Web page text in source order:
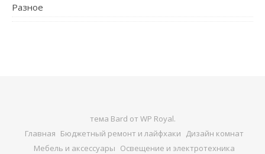
Разное
тема Bard от WP Royal.
Главная Бюджетный ремонт и лайфхаки Дизайн комнат
Мебель и аксессуары Освещение и электротехника